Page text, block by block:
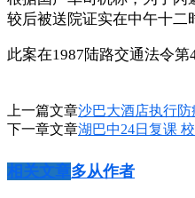
较后被送院证实在中午十二
此案在1987陆路交通法令
上一篇文章沙巴大酒店执行防
下一章文章湖巴中24日复课
相关文章多从作者